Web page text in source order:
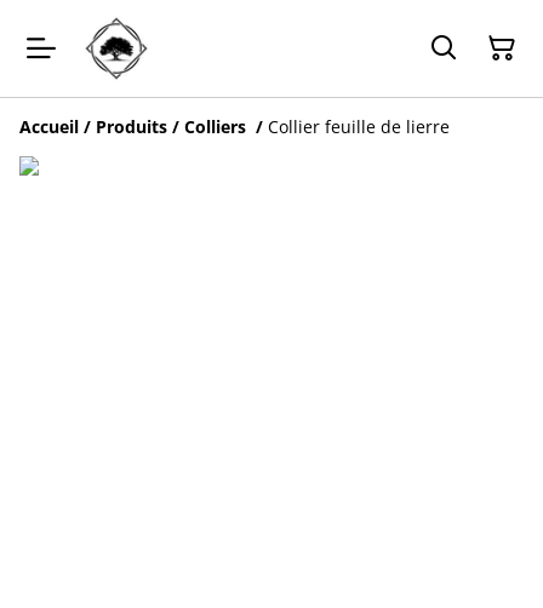
Accueil / Produits / Colliers / Collier feuille de lierre